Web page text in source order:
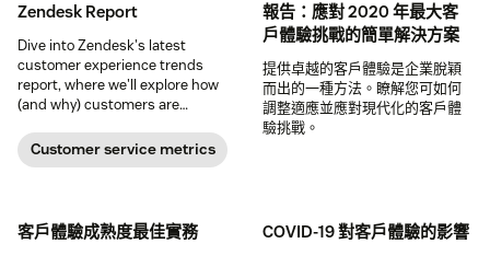
Zendesk Report
Dive into Zendesk's latest
customer experience trends
report, where we'll explore how
(and why) customers are
Customer service metrics
報告：應對 2020 年最大客
戶體驗挑戰的簡單解決方案
提供卓越的客戶體驗是企業脫穎
而出的一種方法。瞭解您可如何
調整適應並應對現代化的客戶體
驗挑戰。
客戶體驗成熟度最佳實務 COVID-19 對客戶體驗的影響